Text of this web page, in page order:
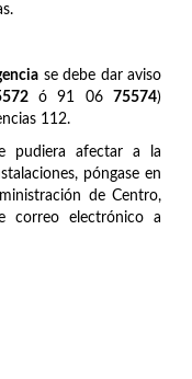
se debe dar aviso
ó 91 06 75574)
112.
pudiera afectar a la
póngase en
de Centro,
correo electrónico a